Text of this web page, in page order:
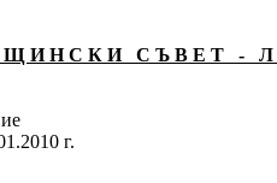
Щ И Н С К И С Ъ В Е Т - Л
г.